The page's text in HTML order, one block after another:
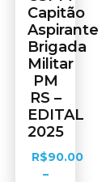
Capitão
Aspirante
Brigada
Militar
PM
RS –
EDITAL
2025
R$90.00
–